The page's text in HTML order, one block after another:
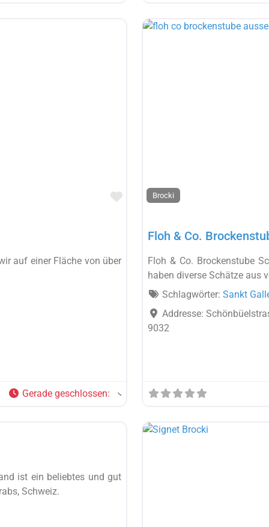
Favorit
auf einer Fläche von über
Gerade geschlossen:
Brocki
Floh & Co.
Floh & Co. Brockenstube
haben diverse Schätze aus
Schlagwörter: Sankt
Addresse:
9032
ist ein beliebtes und gut
Schweiz.